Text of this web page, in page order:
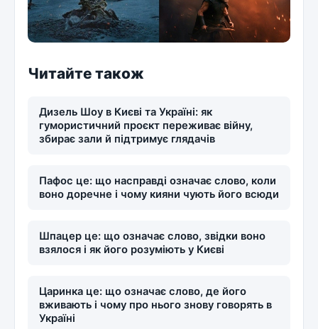
Читайте також
Дизель Шоу в Києві та Україні: як
гумористичний проєкт переживає війну,
збирає зали й підтримує глядачів
Пафос це: що насправді означає слово, коли
воно доречне і чому кияни чують його всюди
Шпацер це: що означає слово, звідки воно
взялося і як його розуміють у Києві
Царинка це: що означає слово, де його
вживають і чому про нього знову говорять в
Україні